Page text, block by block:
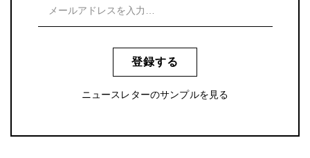
登録する
ニュースレターのサンプルを見る